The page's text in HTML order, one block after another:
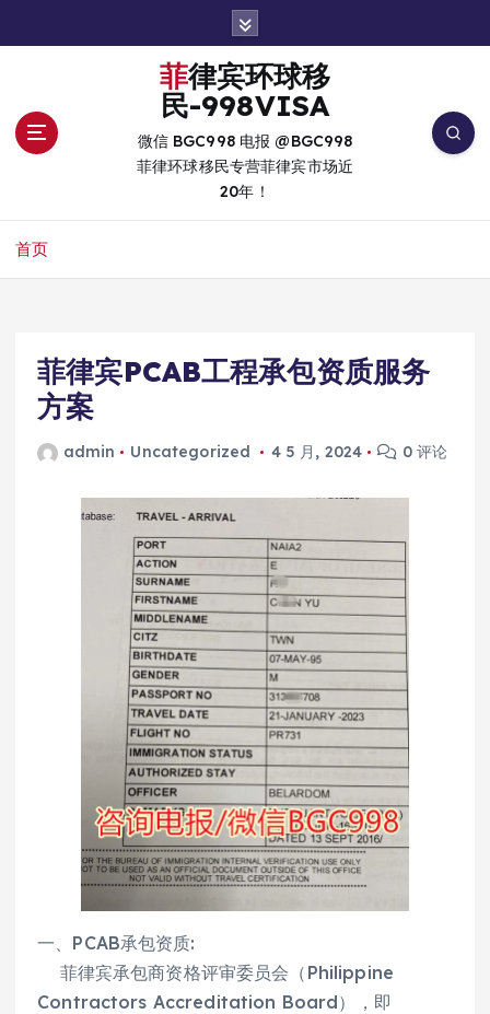
菲律宾环球移
民-998VISA
微信 BGC998 电报 @BGC998
菲律环球移民专营菲律宾市场近
20年！
首页
菲律宾PCAB工程承包资质服务
方案
admin Uncategorized 4 5 月, 2024 0 评论
一、PCAB承包资质:
菲律宾承包商资格评审委员会（Philippine
Contractors Accreditation Board），即